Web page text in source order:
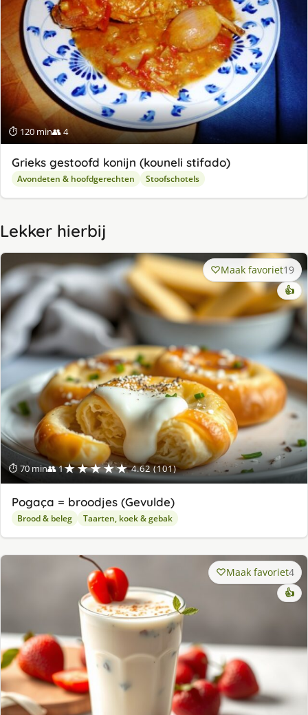
⏱ 120 min👥 4
Grieks gestoofd konijn (kouneli stifado)
Avondeten & hoofdgerechten Stoofschotels
Lekker hierbij
⏱ 70 min👥 1★★★★★ 4.62 (101)
Maak favoriet19
👍
Pogaça = broodjes (Gevulde)
Brood & beleg Taarten, koek & gebak
Maak favoriet4
👍